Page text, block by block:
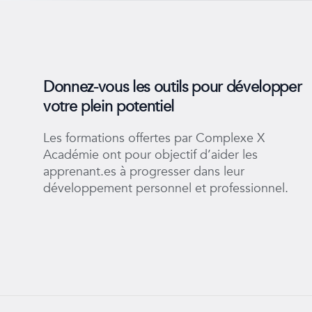
Donnez-vous les outils pour développer
votre plein potentiel
Les formations offertes par Complexe X
Académie ont pour objectif d’aider les
apprenant.es à progresser dans leur
développement personnel et professionnel.